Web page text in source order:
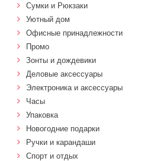
Сумки и Рюкзаки
Уютный дом
Офисные принадлежности
Промо
Зонты и дождевики
Деловые аксессуары
Электроника и аксессуары
Часы
Упаковка
Новогодние подарки
Ручки и карандаши
Спорт и отдых